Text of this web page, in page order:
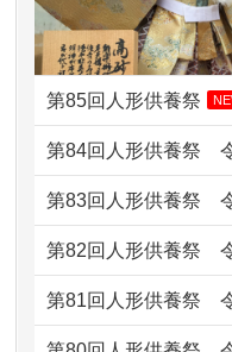
2026/07/069年間自
がとう。
2026/07/05しっかり
ただけると...
2026/06/30 長年大事
していただ...
2026/06/29ガラスケ
ですが、お雛様とお
2024/01/13供養申込
どうなってるのです
2024/01/13会社のよ
第85回人形供養祭
第84回人形供養祭
第83回人形供養祭
第82回人形供養祭
第81回人形供養祭